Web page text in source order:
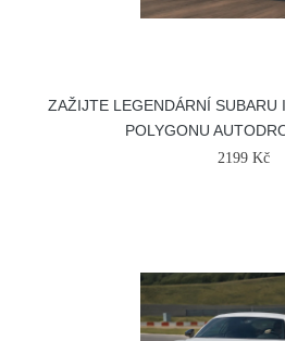
ZAŽIJTE LEGENDÁRNÍ SUBARU
POLYGONU
2199 Kč